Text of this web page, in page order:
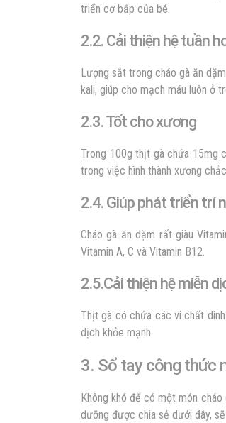
triển cơ bắp của bé.
2.2. Cải thiện hệ tuần
Lượng sắt trong cháo gà ăn
kali, giúp cho mạch máu luôn ở
2.3. Tốt cho xương
Trong 100g thịt gà chứa 15mg
trong việc hình thành xương
2.4. Giúp phát triển trí
Cháo gà ăn dặm rất giàu
Vitamin A, C và Vitamin B12.
2.5.Cải thiện hệ miễn
Thịt gà có chứa các vi chất
dịch khỏe mạnh.
3. Sổ tay công thức
Không khó để có một món cháo
dưỡng được chia sẻ dưới đây,